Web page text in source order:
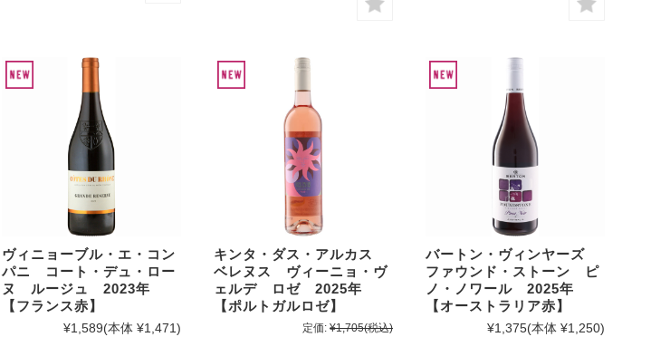
ヴィニョーブル・エ・コン
パニ コート・デュ・ロー
ヌ ルージュ 2023年
【フランス赤】
¥1,589(本体 ¥1,471)
キンタ・ダス・アルカス
ベレヌス ヴィーニョ・ヴ
ェルデ ロゼ 2025年
【ポルトガルロゼ】
定価: ¥1,705(税込)
バートン・ヴィンヤーズ
ファウンド・ストーン ピ
ノ・ノワール 2025年
【オーストラリア赤】
¥1,375(本体 ¥1,250)